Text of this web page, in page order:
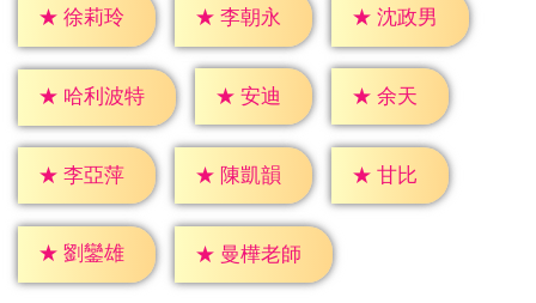
★ 徐莉玲 ★ 李朝永 ★ 沈政男
★ 哈利波特 ★ 安迪 ★ 余天
★ 李亞萍 ★ 陳凱韻 ★ 甘比
★ 劉鑾雄 ★ 曼樺老師